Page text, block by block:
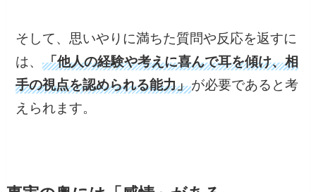
そして、思いやりに満ちた質問や反応を返すに
は、「他人の経験や考えに喜んで耳を傾け、相
手の視点を認められる能力」が必要であると考
えられます。